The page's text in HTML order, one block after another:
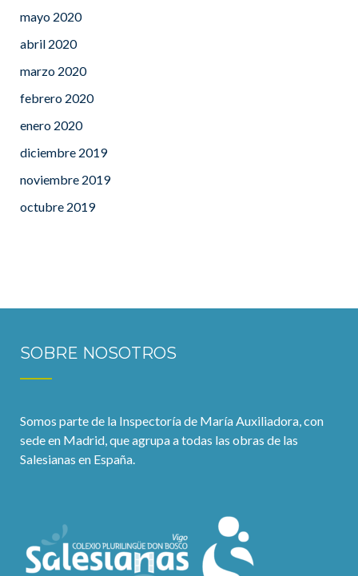
mayo 2020
abril 2020
marzo 2020
febrero 2020
enero 2020
diciembre 2019
noviembre 2019
octubre 2019
SOBRE NOSOTROS
Somos parte de la Inspectoría de María Auxiliadora, con
sede en Madrid, que agrupa a todas las obras de las
Salesianas en España.